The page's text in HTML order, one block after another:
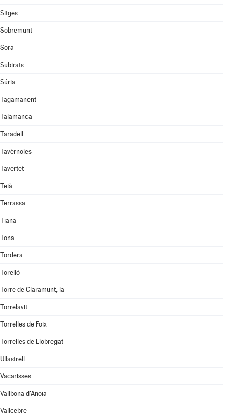
Sitges
Sobremunt
Sora
Subirats
Súria
Tagamanent
Talamanca
Taradell
Tavèrnoles
Tavertet
Teià
Terrassa
Tiana
Tona
Tordera
Torelló
Torre de Claramunt, la
Torrelavit
Torrelles de Foix
Torrelles de Llobregat
Ullastrell
Vacarisses
Vallbona d'Anoia
Vallcebre